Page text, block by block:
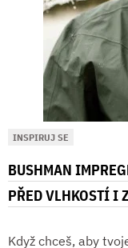
INSPIRUJ SE
BUSHMAN
PŘED VLHKOSTÍ I
Když chceš, aby